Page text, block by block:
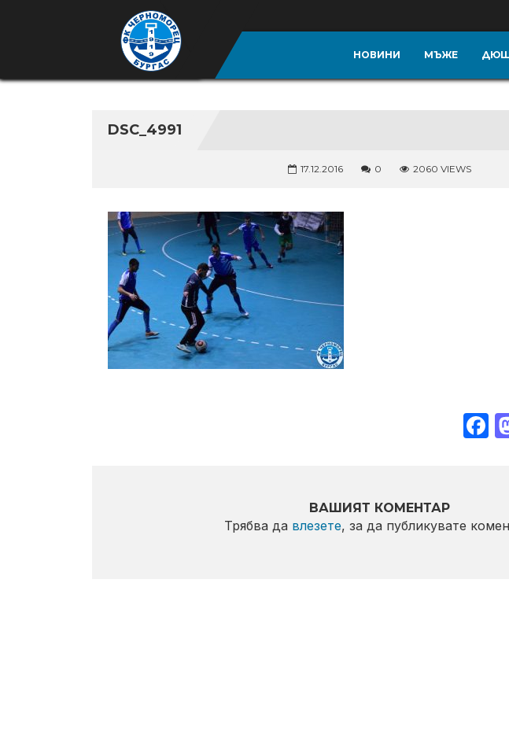
НОВИНИ МЪЖЕ
DSC_4991
17.12.2016 0 2060 VIEWS
ВАШИЯТ КОМЕНТАР
Трябва да влезете, за да публикувате